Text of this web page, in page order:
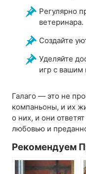
Регулярно
ветеринара.
Создайте
Уделяйте
игр с
Галаго — это не
компаньоны, и их
о них, и они
любовью и
Рекомендуем